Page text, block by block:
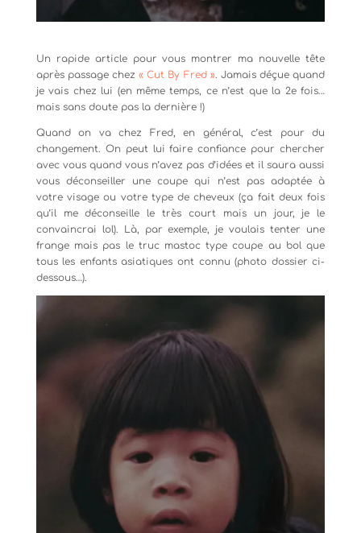
Un rapide article pour vous montrer ma nouvelle tête
après passage chez« Cut By Fred ». Jamais déçue quand
je vais chez lui (en même temps, ce n’est que la 2e fois…
mais sans doute pas la dernière !)
Quand on va chez Fred, en général, c’est pour du
changement. On peut lui faire confiance pour chercher
avec vous quand vous n’avez pas d’idées et il saura aussi
vous déconseiller une coupe qui n’est pas adaptée à
votre visage ou votre type de cheveux (ça fait deux fois
qu’il me déconseille le très court mais un jour, je le
convaincrai lol). Là, par exemple, je voulais tenter une
frange mais pas le truc mastoc type coupe au bol que
tous les enfants asiatiques ont connu (photo dossier ci-
dessous…).